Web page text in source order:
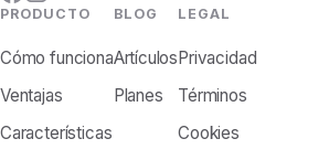
PRODUCTO
Cómo funciona
Ventajas
Características
BLOG
Artículos
Planes
LEGAL
Privacidad
Términos
Cookies